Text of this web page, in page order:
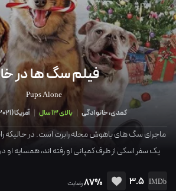
فیلم سگ ها در
Pups Alone
کمدی، خانوادگی | بالای 13 سال | آمریکا(
ماجرای سگ های باهوش محله رابرت است. در حالیکه
یک سفر اسکی از طرف کمپانی او رفته اند، همسایه او
استخدام می کند تا جدیدترین اختراع رابرت را
رابرت استفاده می کنند تا خانه را برای دزدها
3.5
87%رضایت